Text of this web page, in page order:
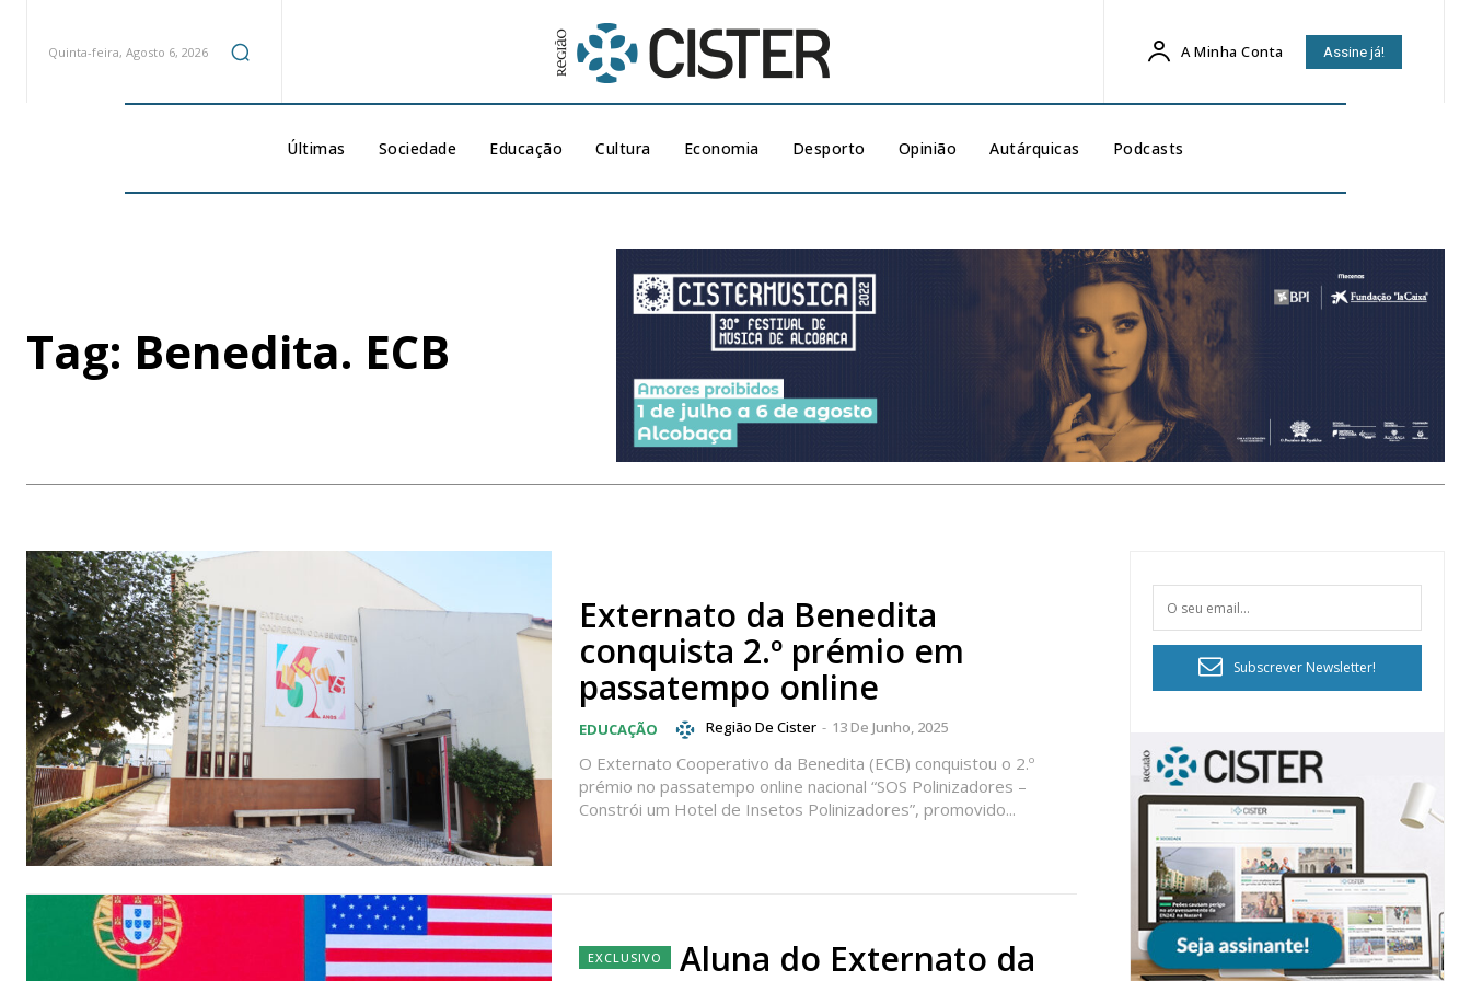
Quinta-feira, Agosto 6, 2026 A Minha Conta Assine já!
Últimas Sociedade Educação Cultura Economia Desporto Opinião Autárquicas Podcasts
Tag: Benedita. ECB
Externato da Benedita
conquista 2.º prémio em
passatempo online
EDUCAÇÃO Região De Cister - 13 De Junho, 2025
O Externato Cooperativo da Benedita (ECB) conquistou o 2.º
prémio no passatempo online nacional “SOS Polinizadores –
Constrói um Hotel de Insetos Polinizadores”, promovido...
Aluna do Externato da
Subscrever Newsletter!